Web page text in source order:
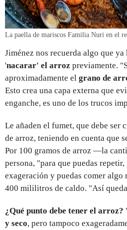
La paella de mariscos Familia Nuri en el
Jiménez nos recuerda algo que
'nacarar' el arroz previamente.
aproximadamente el grano de
Esto crea una capa externa que
enganche, es uno de los trucos
Le añaden el fumet, que debe ser
de arroz, teniendo en cuenta que
Por 100 gramos de arroz —la
persona, "para que puedas repetir,
exageración y puedas comer
400 mililitros de caldo. "Así
¿Qué punto debe tener el arroz?
y seco, pero tampoco